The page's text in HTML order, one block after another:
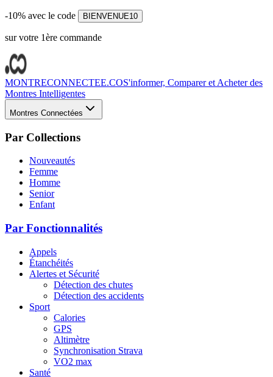
-10% avec le code BIENVENUE10
sur votre 1ère commande
MONTRECONNECTEE.COS'informer, Comparer et Acheter des
Montres Intelligentes
Montres Connectées
Par Collections
Nouveautés
Femme
Homme
Senior
Enfant
Par Fonctionnalités
Appels
Étanchéités
Alertes et Sécurité
Détection des chutes
Détection des accidents
Sport
Calories
GPS
Altimètre
Synchronisation Strava
VO2 max
Santé